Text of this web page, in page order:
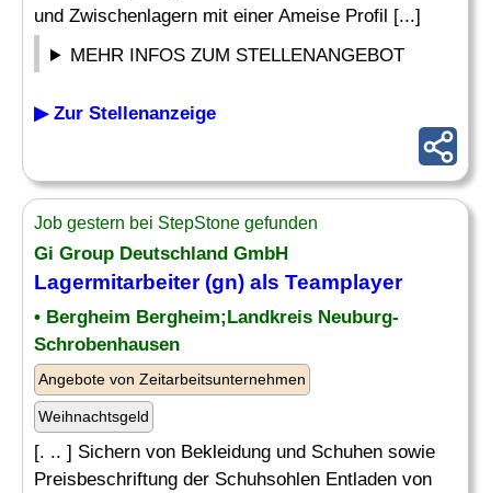
und Zwischenlagern mit einer Ameise Profil [...]
MEHR INFOS ZUM STELLENANGEBOT
▶ Zur Stellenanzeige
Job gestern bei StepStone gefunden
Gi Group Deutschland GmbH
Lagermitarbeiter(gn) als Teamplayer
• Bergheim Bergheim;Landkreis Neuburg-
Schrobenhausen
Angebote von Zeitarbeitsunternehmen
Weihnachtsgeld
[. .. ] Sichern von Bekleidung und Schuhen sowie
Preisbeschriftung der Schuhsohlen Entladen von